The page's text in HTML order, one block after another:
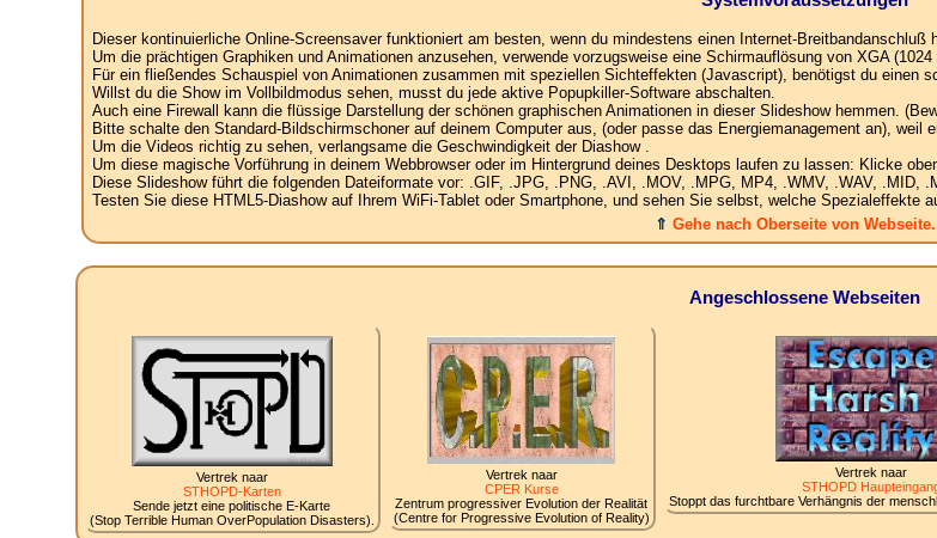
Dieser kontinuierliche Online-Screensaver funktioniert am besten, wenn du mindestens einen Internet-Breitbandanschluß
Um die prächtigen Graphiken und Animationen anzusehen, verwende vorzugsweise eine Schirmauflösung von XGA
Für ein fließendes Schauspiel von Animationen zusammen mit speziellen Sichteffekten (Javascript), benötigst du einen
Willst du die Show im Vollbildmodus sehen, musst du jede aktive Popupkiller-Software abschalten.
Auch eine Firewall kann die flüssige Darstellung der schönen graphischen Animationen in dieser Slideshow hemmen.
Bitte schalte den Standard-Bildschirmschoner auf deinem Computer aus, (oder passe das Energiemanagement an), weil
Um die Videos richtig zu sehen, verlangsame die Geschwindigkeit der Diashow .
Um diese magische Vorführung in deinem Webbrowser oder im Hintergrund deines Desktops laufen zu lassen: Klicke
Diese Slideshow führt die folgenden Dateiformate vor: .GIF, .JPG, .PNG, .AVI, .MOV, .MPG, MP4, .WMV, .WAV, .MID,
Testen Sie diese HTML5-Diashow auf Ihrem WiFi-Tablet oder Smartphone, und sehen Sie selbst, welche Spezialeffekte
⇑ Gehe nach Oberseite von Webseite.
Angeschlossene Webseiten
Vertrek naar
STHOPD-Karten
Sende jetzt eine politische E-Karte
(Stop Terrible Human OverPopulation Disasters).
Vertrek naar
CPER Kurse
Zentrum progressiver Evolution der Realität
(Centre for Progressive Evolution of Reality)
Vertrek naar
STHOPD
Stoppt das furchtbare Verhängnis der